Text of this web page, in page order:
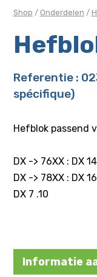
Shop / Onderdelen /
Referentie :
spécifique)
Hefblok passend
DX -> 76XX : DX
DX -> 78XX : DX
DX 7 .10
Informatie